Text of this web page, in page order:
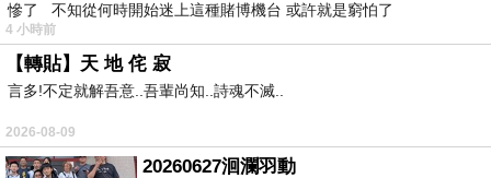
但自下半場開始，公牛大將巴特勒(Jimmy Butler)
開始發威，這位本季首度入選明星賽肯定的好手
正規賽終了前連拿關鍵7分，加上賈索(Pau
手上籃，公牛奇蹟似的以98平將比賽逼入延長。
慘了 不知從何時開始迷上這種賭博機台 或許就是窮怕了
4 小時前
【轉貼】天 地 侘 寂
言多!不定就解吾意..吾輩尚知..詩魂不滅..
2026-08-09
20260627洄瀾羽動